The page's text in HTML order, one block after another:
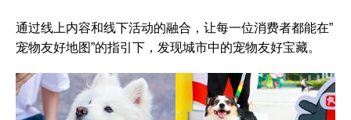
通过线上内容和线下活动的融合，让每一位消费者都能在”
宠物友好地图”的指引下，发现城市中的宠物友好宝藏。